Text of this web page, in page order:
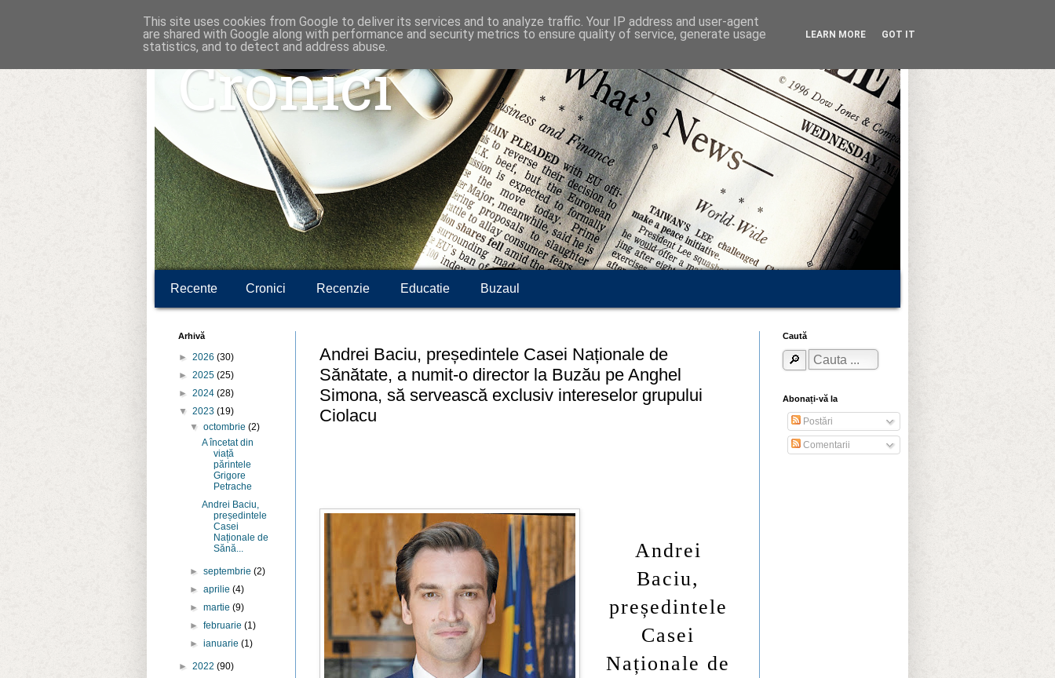
Cronici
Recente Cronici Recenzie Educatie Buzaul
Andrei Baciu, președintele Casei Naționale de
Sănătate, a numit-o director la Buzău pe Anghel
Simona, să servească exclusiv intereselor grupului
Ciolacu
Andrei
Baciu,
președintele
Casei
Naționale de
Arhivă
► 2026 (30)
► 2025 (25)
► 2024 (28)
▼ 2023 (19)
▼octombrie(2)
A încetat din
viață
părintele
Grigore
Petrache
Andrei Baciu,
președintele
Casei
Naționale de
Sănă...
►septembrie(2)
►aprilie(4)
►martie(9)
►februarie(1)
►ianuarie(1)
► 2022 (90)
Caută
Abonați-vă la
Postări
Comentarii
This site uses cookies from Google to deliver its services and to analyze traffic. Your IP address and user-agent
are shared with Google along with performance and security metrics to ensure quality of service, generate usage
statistics, and to detect and address abuse.
LEARN MORE GOT IT